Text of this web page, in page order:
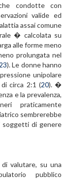
condotte con
valide ed
assai comune
� calcolata su
alle forme meno
prolungata nel
). Le donne hanno
unipolare
circa 2:1 (20). �
e la prevalenza,
praticamente
sembrerebbe
di genere
valutare, su una
pubblico